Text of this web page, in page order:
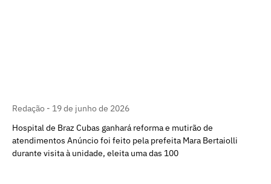
Redação
19 de junho de 2026
Hospital de Braz Cubas ganhará reforma e mutirão de
atendimentos Anúncio foi feito pela prefeita Mara Bertaiolli
durante visita à unidade, eleita uma das 100